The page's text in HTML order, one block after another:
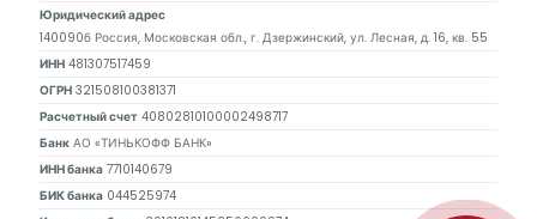
Юридический адрес
140090б Россия, Московская обл., г. Дзержинский, ул. Лесная, д. 16, кв. 55
ИНН 481307517459
ОГРН 321508100381371
Расчетный счет 40802810100002498717
Банк АО «ТИНЬКОФФ БАНК»
ИНН банка 7710140679
БИК банка 044525974